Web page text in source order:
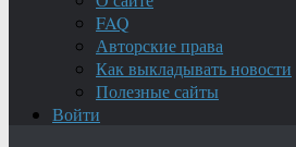
FAQ
Авторские права
Как выкладывать новости
Полезные сайты
Войти